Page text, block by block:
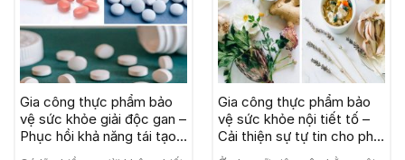
Gia công thực phẩm bảo
vệ sức khỏe giải độc gan –
Phục hồi khả năng tái tạo
Gia công thực phẩm bảo
vệ sức khỏe nội tiết tố –
Cải thiện sự tự tin cho phụ
nữ